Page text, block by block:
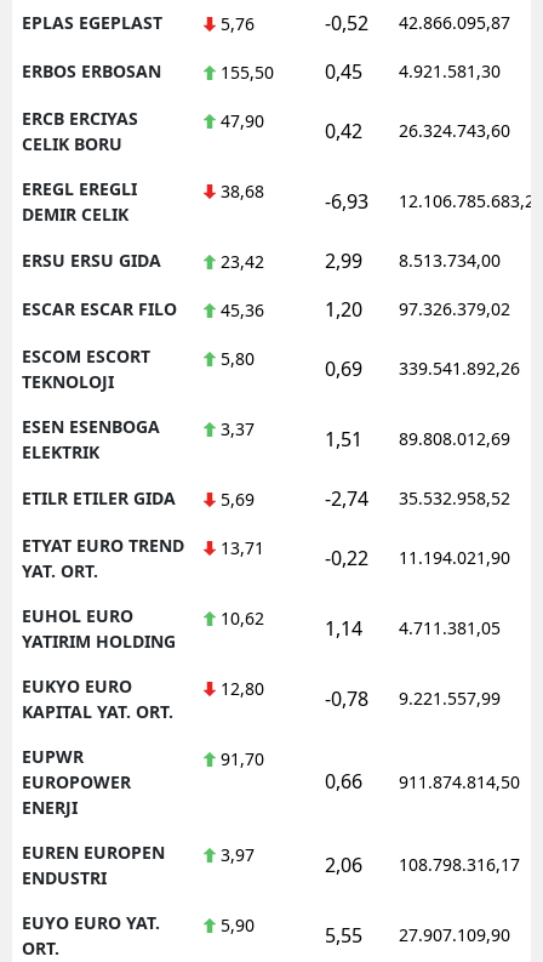
EPLAS EGEPLAST 5,76 -0,52 42.866.095,87
ERBOS ERBOSAN 155,50 0,45 4.921.581,30
ERCB ERCIYAS
CELIK BORU
47,90 0,42 26.324.743,60
EREGL EREGLI
DEMIR CELIK
38,68 -6,93 12.106.785.683,20
ERSU ERSU GIDA 23,42 2,99 8.513.734,00
ESCAR ESCAR FILO 45,36 1,20 97.326.379,02
ESCOM ESCORT
TEKNOLOJI
5,80 0,69 339.541.892,26
ESEN ESENBOGA
ELEKTRIK
3,37 1,51 89.808.012,69
ETILR ETILER GIDA 5,69 -2,74 35.532.958,52
ETYAT EURO TREND
YAT. ORT.
13,71 -0,22 11.194.021,90
EUHOL EURO
YATIRIM HOLDING
10,62 1,14 4.711.381,05
EUKYO EURO
KAPITAL YAT. ORT.
12,80 -0,78 9.221.557,99
EUPWR
EUROPOWER
ENERJI
91,70
0,66 911.874.814,50
EUREN EUROPEN
ENDUSTRI
3,97 2,06 108.798.316,17
EUYO EURO YAT.
ORT.
5,90 5,55 27.907.109,90